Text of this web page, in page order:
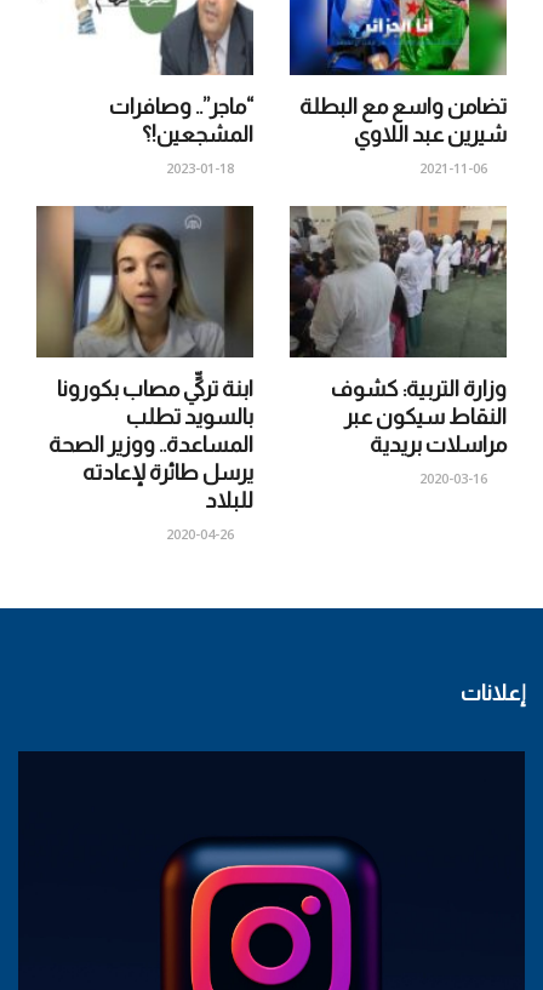
“ماجر”.. وصافرات
المشجعين!؟
2023-01-18
تضامن واسع مع البطلة
شيرين عبد اللاوي
2021-11-06
ابنة تركيٍّ مصاب بكورونا
بالسويد تطلب
المساعدة.. ووزير الصحة
يرسل طائرة لإعادته
للبلاد
2020-04-26
وزارة التربية: كشوف
النقاط سيكون عبر
مراسلات بريدية
2020-03-16
إعلانات